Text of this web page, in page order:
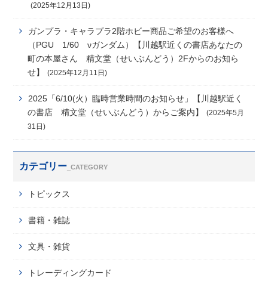
(2025年12月13日)
ガンプラ・キャラプラ2階ホビー商品ご希望のお客様へ
（PGU 1/60 νガンダム）【川越駅近くの書店あなたの
町の本屋さん 精文堂（せいぶんどう）2Fからのお知ら
せ】
(2025年12月11日)
2025「6/10(火）臨時営業時間のお知らせ」【川越駅近く
の書店 精文堂（せいぶんどう）からご案内】
(2025年5月
31日)
カテゴリー _CATEGORY
トピックス
書籍・雑誌
文具・雑貨
トレーディングカード